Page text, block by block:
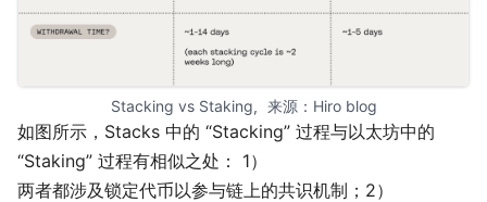
Stacking vs Staking，来源： Hiro blog
如图所示，Stacks 中的 “Stacking” 过程与以太坊中的
“Staking” 过程有相似之处： 1）
两者都涉及锁定代币以参与链上的共识机制；2）